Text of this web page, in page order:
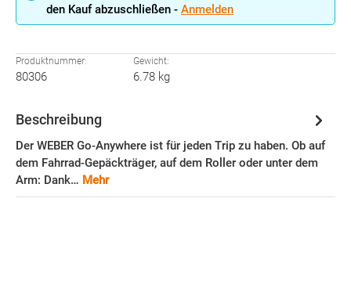
den Kauf abzuschließen - Anmelden
Produktnummer:
80306
Gewicht:
6.78 kg
Beschreibung
Der WEBER Go-Anywhere ist für jeden Trip zu haben. Ob auf
dem Fahrrad-Gepäckträger, auf dem Roller oder unter dem
Arm: Dank… Mehr